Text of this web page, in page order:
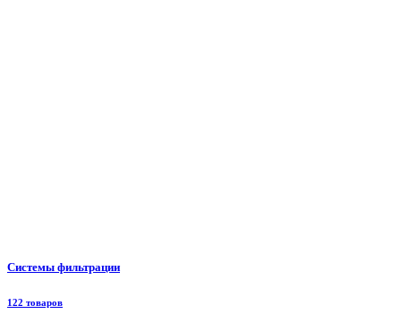
Системы фильтрации
122 товаров